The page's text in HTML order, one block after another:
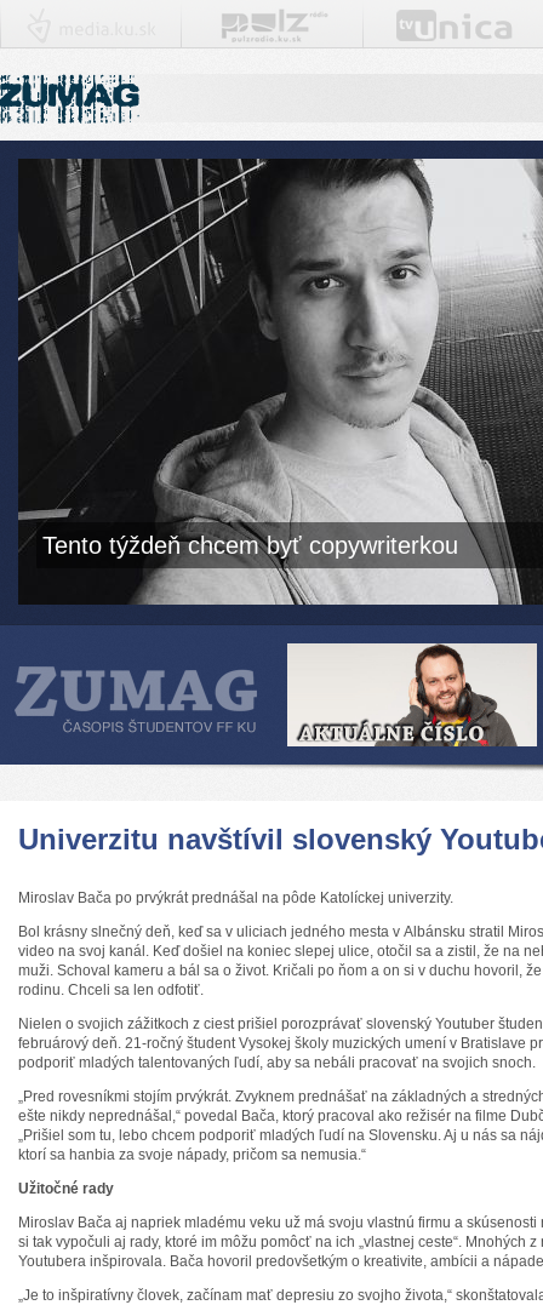
Tento týždeň chcem byť copywriterkou
Univerzitu navštívil slovenský
Miroslav Bača po prvýkrát prednášal na pôde Katolíckej univerzity.
Bol krásny slnečný deň, keď sa v uliciach jedného mesta v Albánsku stratil
video na svoj kanál. Keď došiel na koniec slepej ulice, otočil sa a zistil, že na
muži. Schoval kameru a bál sa o život. Kričali po ňom a on si v duchu hovoril,
rodinu. Chceli sa len odfotiť.
Nielen o svojich zážitkoch z ciest prišiel porozprávať slovenský Youtuber
februárový deň. 21-ročný študent Vysokej školy muzických umení v Bratislave
podporiť mladých talentovaných ľudí, aby sa nebáli pracovať na svojich snoch.
„Pred rovesníkmi stojím prvýkrát. Zvyknem prednášať na základných a
ešte nikdy neprednášal,“ povedal Bača, ktorý pracoval ako režisér na filme
„Prišiel som tu, lebo chcem podporiť mladých ľudí na Slovensku. Aj u nás sa
ktorí sa hanbia za svoje nápady, pričom sa nemusia.“
Užitočné rady
Miroslav Bača aj napriek mladému veku už má svoju vlastnú firmu a
si tak vypočuli aj rady, ktoré im môžu pomôcť na ich „vlastnej ceste“. Mnohých
Youtubera inšpirovala. Bača hovoril predovšetkým o kreativite, ambícii a
„Je to inšpiratívny človek, začínam mať depresiu zo svojho života,“